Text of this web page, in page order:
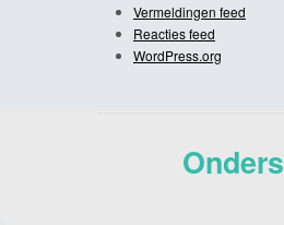
Vermeldingen feed
Reacties feed
WordPress.org